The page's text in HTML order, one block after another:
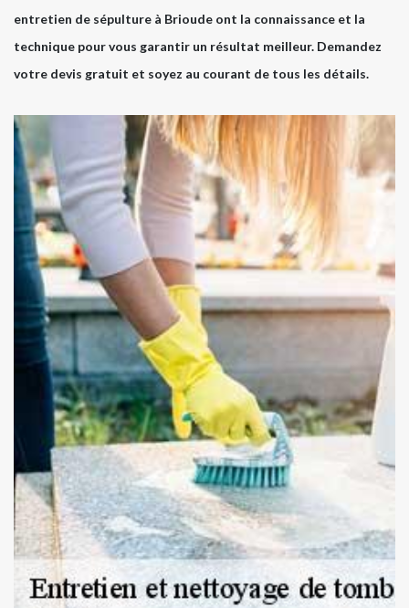
entretien de sépulture à Brioude ont la connaissance et la
technique pour vous garantir un résultat meilleur. Demandez
votre devis gratuit et soyez au courant de tous les détails.